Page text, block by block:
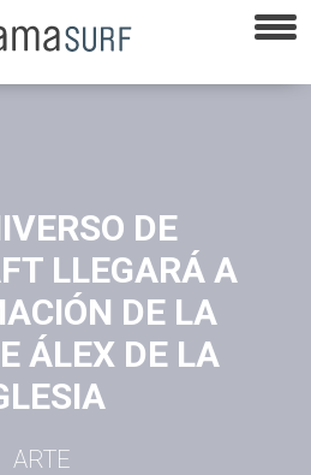
DE
LLEGARÁ A
DE LA
ÁLEX DE LA
ARTE